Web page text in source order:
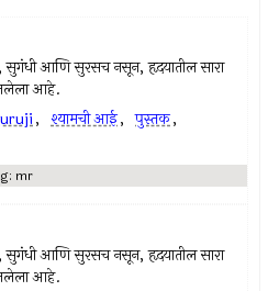
आणि सुरसच नसून, हृदयातील सारा
आहे.
, श्यामची आई, पुस्तक,
mr
आणि सुरसच नसून, हृदयातील सारा
आहे.